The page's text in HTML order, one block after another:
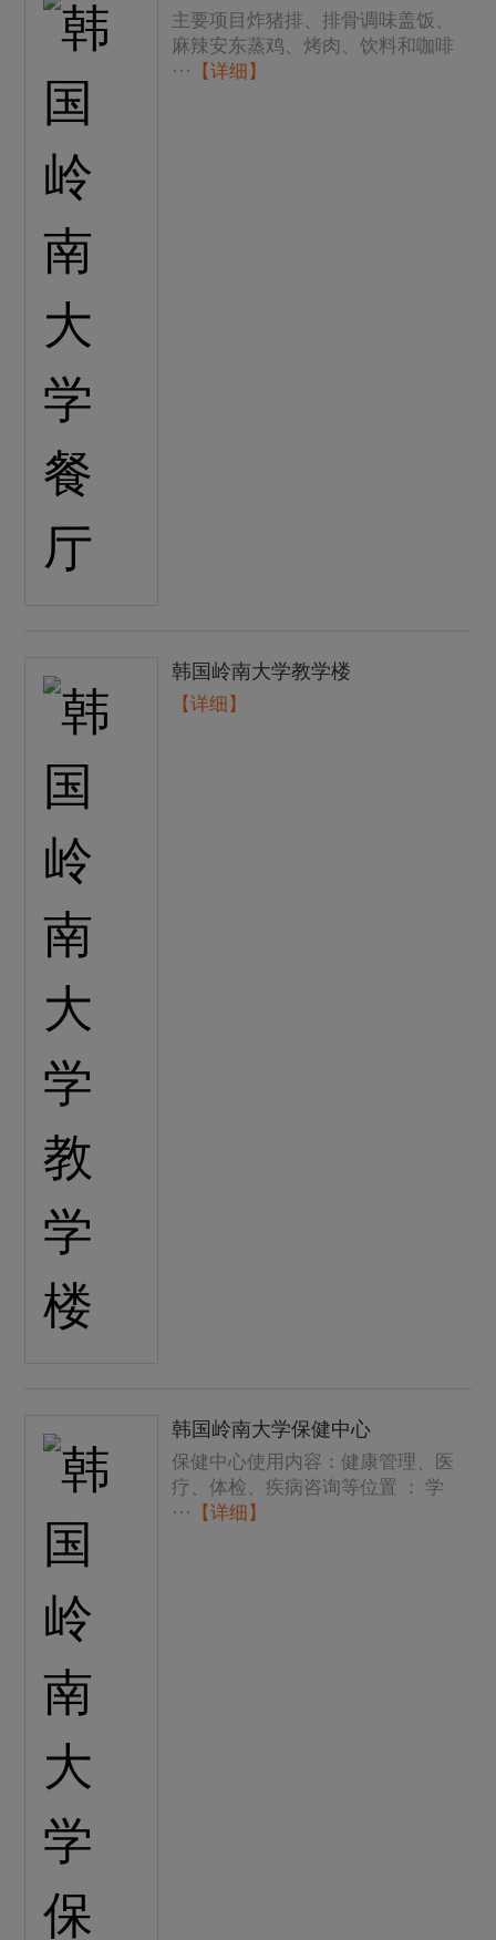
主要项目炸猪排、排骨调味盖饭、
麻辣安东蒸鸡、烤肉、饮料和咖啡
···
【详细】
韩国岭南大学教学楼
【详细】
韩国岭南大学保健中心
保健中心使用内容：健康管理、医
疗、体检、疾病咨询等位置 ： 学
···
【详细】